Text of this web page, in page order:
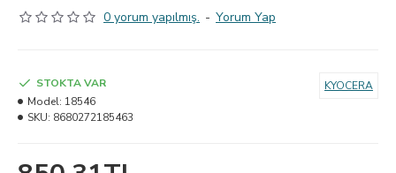
0 yorum yapılmış. - Yorum Yap
STOKTA VAR
Model: 18546
SKU: 8680272185463
KYOCERA